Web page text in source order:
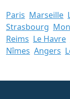
Paris Marseille
Strasbourg
Reims Le Havre
Nîmes Angers